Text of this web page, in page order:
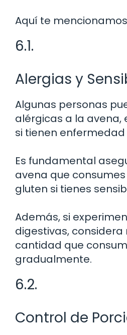
Aquí te
6.1.
Alergias y
Algunas personas
alérgicas a la avena,
si tienen
Es fundamental
avena que
gluten si tienes
Además, si
digestivas, considera
cantidad que
gradualmente.
6.2.
Control de